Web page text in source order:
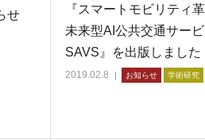
せ
『スマートモビリティ革
未来型AI公共交通サー
SAVS』を出版しました
2019.02.8 お知らせ 学術研究